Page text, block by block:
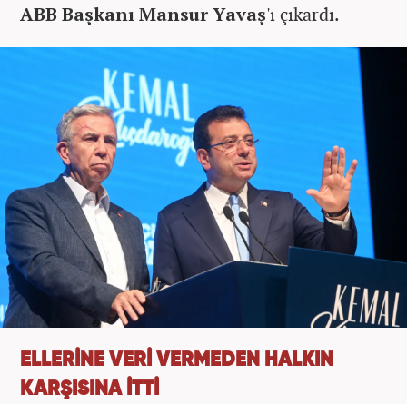
ABB Başkanı Mansur Yavaş'ı çıkardı.
ELLERİNE VERİ VERMEDEN HALKIN
KARŞISINA İTTİ